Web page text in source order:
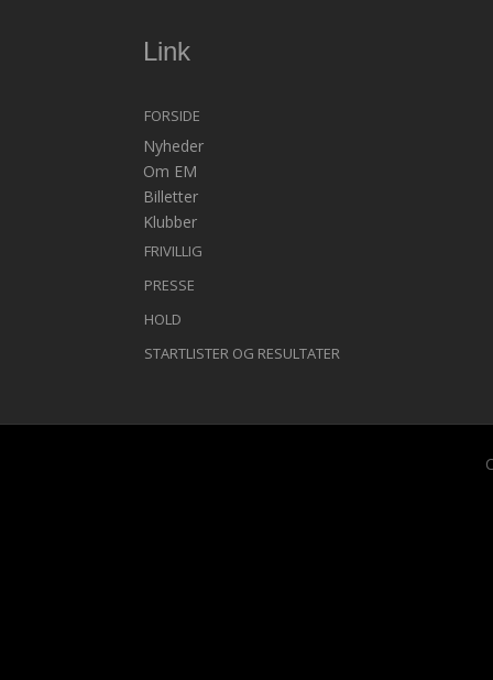
Link
FORSIDE
Nyheder
Om EM
Billetter
Klubber
FRIVILLIG
PRESSE
HOLD
STARTLISTER OG RESULTATER